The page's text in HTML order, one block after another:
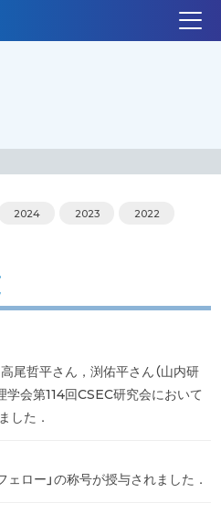
2024 2023 2022
尾哲平さん，渕佑平さん（山内研
学会第114回CSEC研究会において
した．
ロー」の称号が授与されました．